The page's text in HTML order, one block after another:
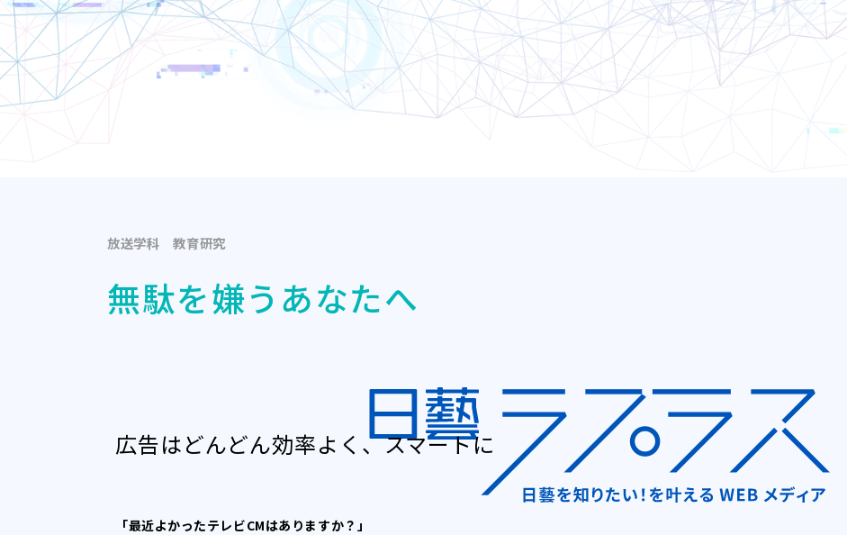
放送学科 教育研究
無駄を嫌うあなたへ
広告はどんどん効率よく、スマートに
「最近よかったテレビCMはありますか？」